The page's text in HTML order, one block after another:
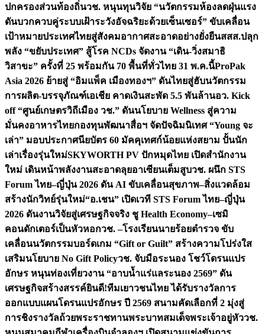
ปกครองส่วนท้องถิ่นวช. หนุนทุนวิจัย “นวัตกรรมห้องลดฝุ่นแรง
ดันบวกควบคู่ระบบเฝ้าระวังอัจฉริยะด้วยเซ็นเซอร์” ขับเคลื่อน
เป้าหมายประเทศไทยสู่สังคมอากาศสะอาดอย่างยั่งยืนสสส.ปลุก
พลัง “ขยับประเทศ” สู้โรค NCDs จัดงาน “เดิน-วิ่งสมาธิ
วิสาขะ” ครั้งที่ 25 พร้อมกัน 70 พื้นที่ทั่วไทย 31 พ.ค.นี้ProPak
Asia 2026 ย้ายสู่ “อิมแพ็ค เมืองทองฯ” ดันไทยสู่ฮับนวัตกรรม
การผลิต-บรรจุภัณฑ์เอเชีย คาดเงินสะพัด 5.5 พันล้านอว. Kick
off “ศูนย์เกษตรวิถีเมือง วช.” ดันนโยบาย Wellness สู่ความ
มั่นคงอาหารไทยกองทุนพัฒนาสื่อฯ จัดปัจฉิมนิเทศ “Young จะ
เล่า” มอบประกาศนียบัตร 60 มัคคุเทศก์น้อยแห่งสยาม ปั้นนัก
เล่าเรื่องรุ่นใหม่SKYWORTH PV ปักหมุดไทย เปิดสำนักงาน
ใหม่ เดินหน้าพลังงานสะอาดลุยอาเซียนเต็มสูบวช. ผนึก STS
Forum ไทย–ญี่ปุ่น 2026 ดัน AI ขับเคลื่อนสุขภาพ–สิ่งแวดล้อม
สร้างนักวิทย์รุ่นใหม่“อ.เชน” เปิดเวที STS Forum ไทย–ญี่ปุ่น
2026 ดันงานวิจัยสู่เศรษฐกิจจริง ชู Health Economy–เซมิ
คอนดักเตอร์เป็นหัวหอกวช. –โรงเรียนนายร้อยตำรวจ ขับ
เคลื่อนนวัตกรรมบอร์ดเกม “Gift or Guilt” สร้างความโปร่งใส
เสริมนโยบาย No Gift Policyวช. จับมือระนอง โชว์โดรนแปร
อักษร หนุนท่องเที่ยวงาน “อาบน้ำแร่แลระนอง 2569” ดัน
เศรษฐกิจสร้างสรรค์ยินดี!ทีมเยาวชนไทย ได้รับรางวัลการ
ออกแบบแผนโดรนแปรอักษร ปี 2569 สนามคัดเลือกที่ 2 มุ่งสู่
การชิงรางวัลถ้วยพระราชทานพระบาทสมเด็จพระเจ้าอยู่หัววช.